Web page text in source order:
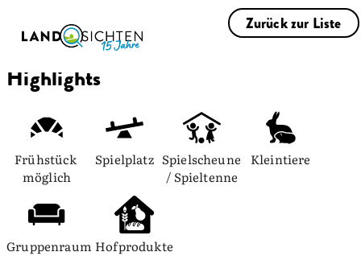
Zurück zur Liste
Highlights
Frühstück
möglich
Spielplatz Spielscheune
/ Spieltenne
Kleintiere
Gruppenraum Hofprodukte